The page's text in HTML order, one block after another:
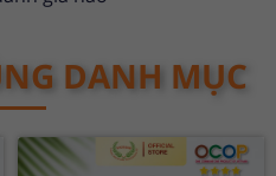
DANH MỤC